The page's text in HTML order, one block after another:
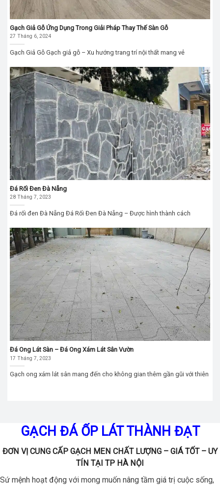
Gạch Giả Gỗ Ứng Dụng Trong Giải Pháp Thay Thế Sàn Gỗ
27 Tháng 6, 2024
Gạch Giả Gỗ Gạch giả gỗ – Xu hướng trang trí nội thất mang vẻ
Đá Rối Đen Đà Nẵng
28 Tháng 7, 2023
Đá rối đen Đà Nẵng Đá Rối Đen Đà Nẵng – Được hình thành cách
Đá Ong Lát Sàn – Đá Ong Xám Lát Sân Vườn
17 Tháng 7, 2023
Gạch ong xám lát sân mang đến cho không gian thêm gần gũi với thiên
GẠCH ĐÁ ỐP LÁT THÀNH ĐẠT
ĐƠN VỊ CUNG CẤP GẠCH MEN CHẤT LƯỢNG – GIÁ TỐT – UY
TÍN TẠI TP HÀ NỘI
Sứ mệnh hoạt động với mong muốn nâng tầm giá trị cuộc sống,